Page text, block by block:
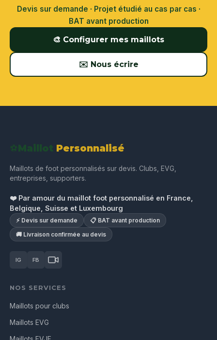
Devis sur demande · Projet étudié au cas par cas ·
BAT avant production
🎨 Configurer mes maillots
✉️ Nous écrire
⚽Maillot Personnalisé
Maillots de foot personnalisés sur devis. Clubs, EVG,
entreprises, supporters.
❤️ Par amour du maillot foot personnalisé en France,
Belgique, Suisse et Luxembourg
⚡ Devis sur demande
📋 BAT avant production
🚚 Livraison confirmée au devis
IG FB
NOS SERVICES
Maillots pour clubs
Maillots EVG